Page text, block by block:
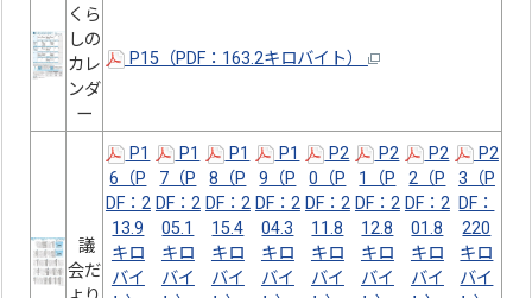
くら
しの
カレ
ンダ
ー
P15（PDF：163.2キロバイト）
議
会だ
P1
6（P
DF：2
13.9
キロ
バイ
P1
7（P
DF：2
05.1
キロ
バイ
P1
8（P
DF：2
15.4
キロ
バイ
P1
9（P
DF：2
04.3
キロ
バイ
P2
0（P
DF：2
11.8
キロ
バイ
P2
1（P
DF：2
12.8
キロ
バイ
P2
2（P
DF：2
01.8
キロ
バイ
P2
3（P
DF：
220
キロ
バイ